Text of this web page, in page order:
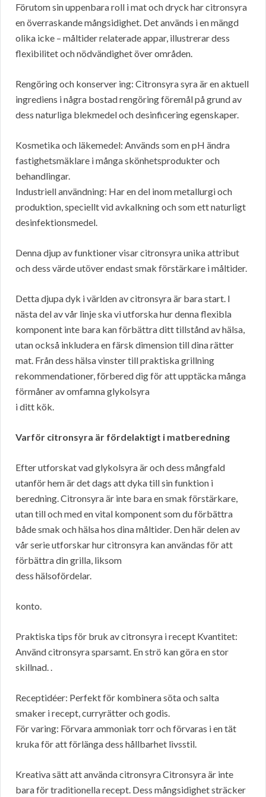
Förutom sin uppenbara roll i mat och dryck har citronsyra
en överraskande mångsidighet. Det används i en mängd
olika icke – måltider relaterade appar, illustrerar dess
flexibilitet och nödvändighet över områden.
Rengöring och konserver ing: Citronsyra syra är en aktuell
ingrediens i några bostad rengöring föremål på grund av
dess naturliga blekmedel och desinficering egenskaper.
Kosmetika och läkemedel: Används som en pH ändra
fastighetsmäklare i många skönhetsprodukter och
behandlingar.
Industriell användning: Har en del inom metallurgi och
produktion, speciellt vid avkalkning och som ett naturligt
desinfektionsmedel.
Denna djup av funktioner visar citronsyra unika attribut
och dess värde utöver endast smak förstärkare i måltider.
Detta djupa dyk i världen av citronsyra är bara start. I
nästa del av vår linje ska vi utforska hur denna flexibla
komponent inte bara kan förbättra ditt tillstånd av hälsa,
utan också inkludera en färsk dimension till dina rätter
mat. Från dess hälsa vinster till praktiska grillning
rekommendationer, förbered dig för att upptäcka många
förmåner av omfamna glykolsyra
i ditt kök.
Varför citronsyra är fördelaktigt i matberedning
Efter utforskat vad glykolsyra är och dess mångfald
utanför hem är det dags att dyka till sin funktion i
beredning. Citronsyra är inte bara en smak förstärkare,
utan till och med en vital komponent som du förbättra
både smak och hälsa hos dina måltider. Den här delen av
vår serie utforskar hur citronsyra kan användas för att
förbättra din grilla, liksom
dess hälsofördelar.
konto.
Praktiska tips för bruk av citronsyra i recept Kvantitet:
Använd citronsyra sparsamt. En strö kan göra en stor
skillnad. .
Receptidéer: Perfekt för kombinera söta och salta
smaker i recept, curryrätter och godis.
För varing: Förvara ammoniak torr och förvaras i en tät
kruka för att förlänga dess hållbarhet livsstil.
Kreativa sätt att använda citronsyra Citronsyra är inte
bara för traditionella recept. Dess mångsidighet sträcker